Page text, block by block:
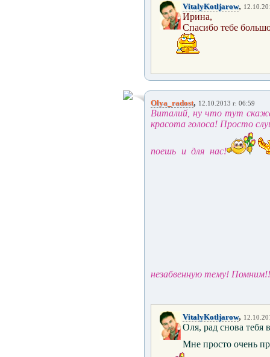
VitalyKotljarow,
Ирина,
Спасибо тебе
Olya_radost, 12.10.2013 г. 06:59
Виталий, ну что тут
красота голоса! Просто
поешь и для нас!
незабвенную тему!
VitalyKotljarow,
Оля, рад сновa тебя
Мне просто очень